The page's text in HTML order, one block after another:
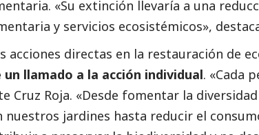
«Su extinción llevaría a una
y servicios ecosistémicos»,
acciones directas en la restauración de
llamado a la acción individual. «Cada
Cruz Roja. «Desde fomentar la
nuestros jardines hasta reducir el